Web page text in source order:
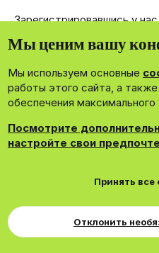
Зарегистрировавшись у
членам нашего
Зарегистрироваться
DohTheme
Cookies Russian
Для правообладателей
EN
Политика конфиденциальности
Мы ценим вашу
Мы используем основные
работы этого сайта, а
обеспечения максимального
Посмотрите
настройте свои
Принять
Отклонить